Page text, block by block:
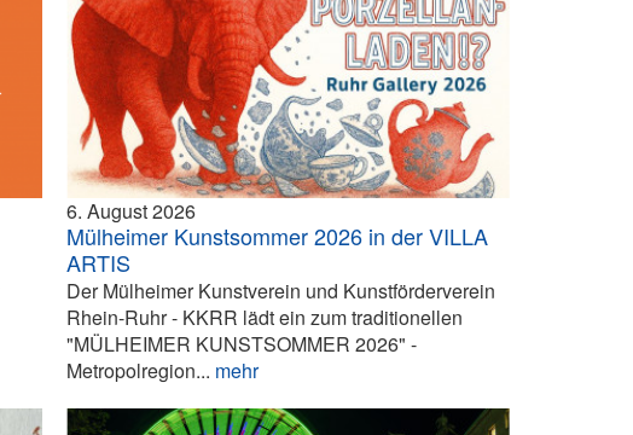
6. August 2026
Mülheimer Kunstsommer 2026 in der VILLA
ARTIS
Der Mülheimer Kunstverein und Kunstförderverein
Rhein-Ruhr - KKRR lädt ein zum traditionellen
"MÜLHEIMER KUNSTSOMMER 2026" -
Metropolregion... mehr